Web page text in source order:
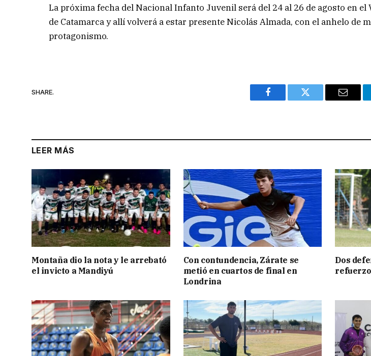
La próxima fecha del Nacional Infanto Juvenil será del 24 al 26 de agosto en
de Catamarca y allí volverá a estar presente Nicolás Almada, con el anhelo de
protagonismo.
SHARE.
Facebook Twitter Email
LEER MÁS
Montaña dio la nota y le arrebató
el invicto a Mandiyú
Con contundencia, Zárate se
metió en cuartos de final en
Londrina
Dos